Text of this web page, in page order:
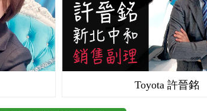
Toyota 許晉銘